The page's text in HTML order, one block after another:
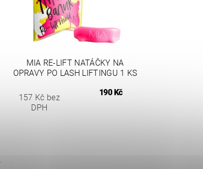
MIA RE-LIFT NATÁČKY NA
OPRAVY PO LASH LIFTINGU 1 KS
157 Kč bez
DPH
190 Kč